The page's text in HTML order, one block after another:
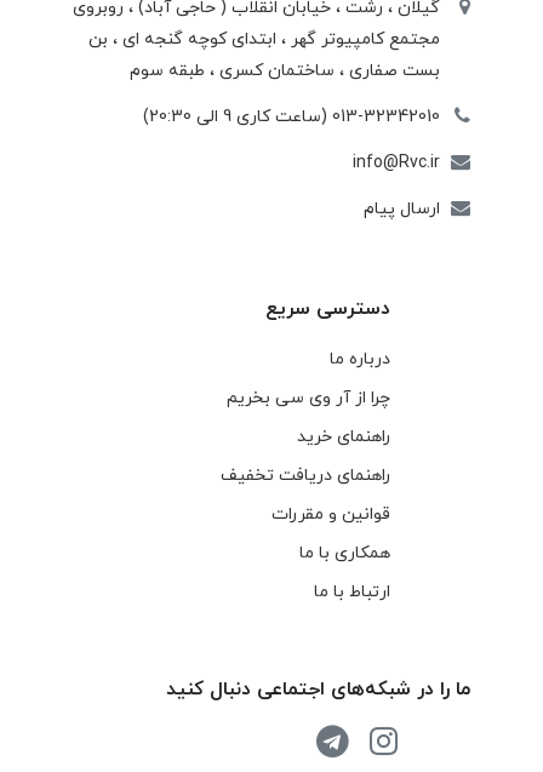
گیلان ، رشت ، خيابان انقلاب ( حاجی آباد) ، روبروی
مجتمع كامپيوتر گهر ، ابتدای كوچه گنجه ای ، بن
بست صفاری ، ساختمان كسری ، طبقه سوم
013-32342010 (ساعت کاری 9 الی 20:30)
info@Rvc.ir
ارسال پیام
دسترسی سریع
درباره ما
چرا از آر وی سی بخریم
راهنمای خرید
راهنمای دریافت تخفیف
قوانین و مقررات
همکاری با ما
ارتباط با ما
ما را در شبکه‌های اجتماعی دنبال کنید